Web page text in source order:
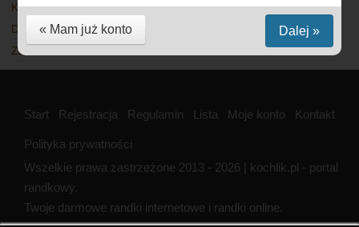
Kolor oczu
Kolor włosów
Dzieci
Zawód
Start Rejestracja Regulamin Lista Moje konto Kontakt
Polityka prywatności
Wszelkie prawa zastrzeżone 2013 - 2026 | kochlik.pl - portal
randkowy.
Twoje darmowe randki internetowe i randki online.
« Mam już konto Dalej »